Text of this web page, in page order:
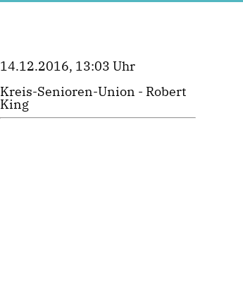
14.12.2016, 13:03 Uhr
Kreis-Senioren-Union - Robert
King